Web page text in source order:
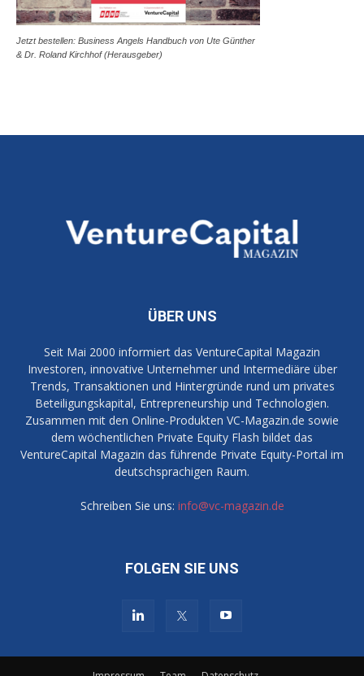
Jetzt bestellen: Business Angels Handbuch von Ute Günther
& Dr. Roland Kirchhof (Herausgeber)
ÜBER UNS
Seit Mai 2000 informiert das VentureCapital Magazin
Investoren, innovative Unternehmer und Intermediäre über
Trends, Transaktionen und Hintergründe rund um privates
Beteiligungskapital, Entrepreneurship und Technologien.
Zusammen mit den Online-Produkten VC-Magazin.de sowie
dem wöchentlichen Private Equity Flash bildet das
VentureCapital Magazin das führende Private Equity-Portal im
deutschsprachigen Raum.
Schreiben Sie uns: info@vc-magazin.de
FOLGEN SIE UNS